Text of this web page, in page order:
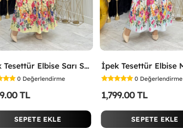
İpek Tesettür Elbise Sarı Sarı
0 Değerlendirme
TL
SEPETE EKLE
0 Değerlendirme
1,799.00 TL
SEPETE EKLE